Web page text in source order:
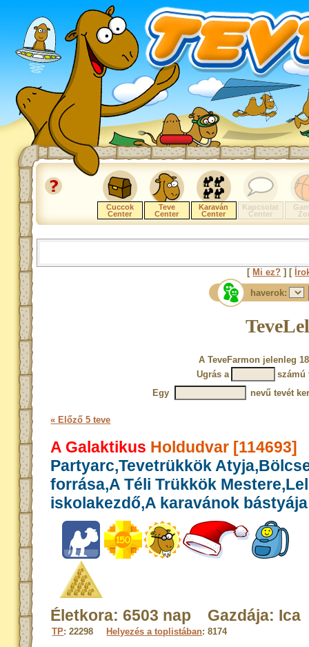
Cuccok
Center
Teve
Center
Karaván
Center
Kapcsolat
Center
[ Mi ez? ] [
haverok:
A TeveFarmon jelenleg
Ugrás a
számú
Egy
nevű tevét
« Előző 5 teve
A Galaktikus Holdudvar [114693]
Partyarc,Tevetrükkök
forrása,A Téli Trükkök
iskolakezdő,A karavánok bástyája
Életkora: 6503 nap Gazdája: Ica
TP: 22298 Helyezés a toplistában: 8174